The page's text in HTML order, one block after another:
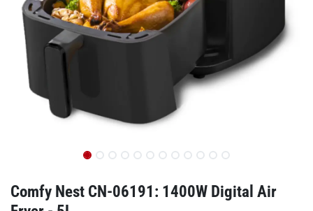
Comfy Nest CN-06191: 1400W Digital Air